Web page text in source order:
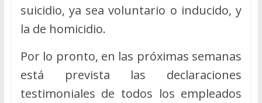
suicidio, ya sea voluntario o inducido, y
la de homicidio.
Por lo pronto, en las próximas semanas
está prevista las declaraciones
testimoniales de todos los empleados